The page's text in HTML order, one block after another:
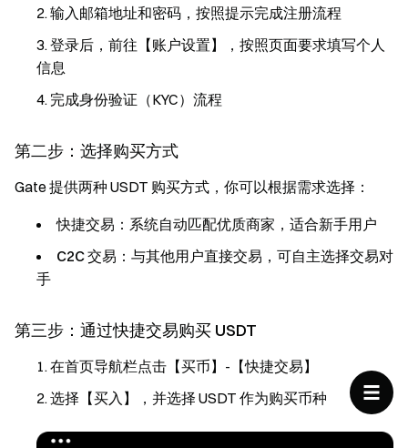
输入邮箱地址和密码，按照提示完成注册流程
登录后，前往【账户设置】，按照页面要求填写个人
信息
完成身份验证（KYC）流程
第二步：选择购买方式
Gate 提供两种 USDT 购买方式，你可以根据需求选择：
快捷交易 ：系统自动匹配优质商家，适合新手用户
C2C 交易 ：与其他用户直接交易，可自主选择交易对
手
第三步：通过快捷交易购买 USDT
在首页导航栏点击【买币】-【快捷交易】
选择【买入】，并选择 USDT 作为购买币种